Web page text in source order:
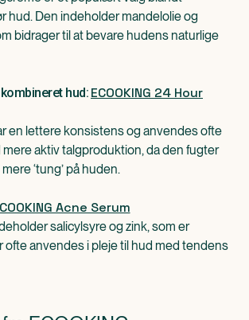
hud. Den indeholder mandelolie og
bidrager til at bevare hudens naturlige
hud: ECOOKING 24 Hour
en lettere konsistens og anvendes ofte
aktiv talgproduktion, da den fugter
‘tung’ på huden.
Acne Serum
salicylsyre og zink, som er
ofte anvendes i pleje til hud med tendens